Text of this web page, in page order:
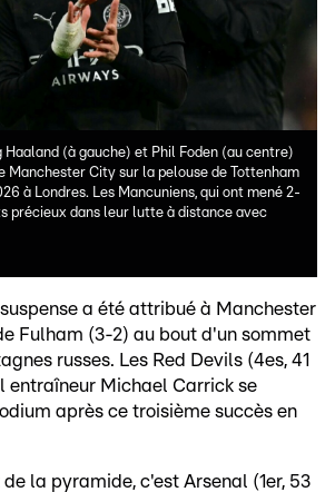
Haaland (à gauche) et Phil Foden (au centre)
Manchester City sur la pelouse de Tottenham
à Londres. Les Mancuniens, qui ont mené 2-
précieux dans leur lutte à distance avec
a été attribué à Manchester
Fulham (3-2) au bout d'un sommet
russes. Les Red Devils (4es, 41
entraîneur Michael Carrick se
après ce troisième succès en
la pyramide, c'est Arsenal (1er, 53